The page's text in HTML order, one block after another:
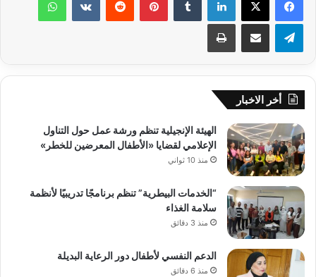
أخر الاخبار
الهيئة الإنجيلية تنظم ورشة عمل حول التناول
الإعلامي لقضايا «الأطفال المعرضين للخطر»
منذ 10 ثواني
“الخدمات البيطرية” تنظم برنامجًا تدريبيًا لأنظمة
سلامة الغذاء
منذ 3 دقائق
الدعم النفسي لأطفال دور الرعاية البديلة
منذ 6 دقائق